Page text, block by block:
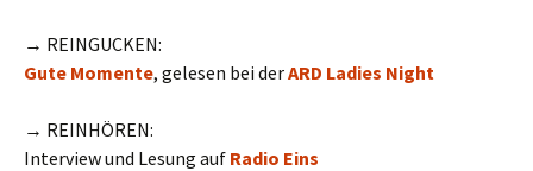
→ REINGUCKEN:
Gute Momente, gelesen bei derARD Ladies Night
→ REINHÖREN:
Interview und Lesung auf Radio Eins